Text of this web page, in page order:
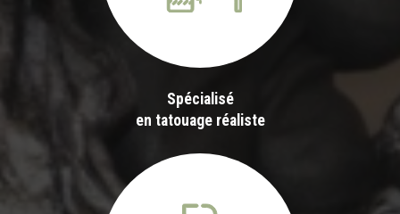
Spécialisé
en tatouage réaliste